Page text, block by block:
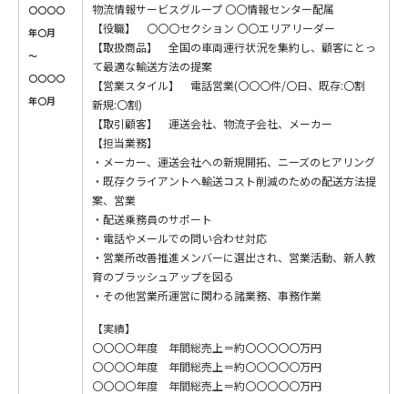
〇〇〇〇
年〇月
～
〇〇〇〇
年〇月
物流情報サービスグループ 〇〇情報センター配属
【役職】 〇〇〇セクション 〇〇エリアリーダー
【取扱商品】 全国の車両運行状況を集約し、顧客にとっ
て最適な輸送方法の提案
【営業スタイル】 電話営業(〇〇〇件/〇日、既存:〇割
新規:〇割)
【取引顧客】 運送会社、物流子会社、メーカー
【担当業務】
・メーカー、運送会社への新規開拓、ニーズのヒアリング
・既存クライアントへ輸送コスト削減のための配送方法提
案、営業
・配送乗務員のサポート
・電話やメールでの問い合わせ対応
・営業所改善推進メンバーに選出され、営業活動、新人教
育のブラッシュアップを図る
・その他営業所運営に関わる諸業務、事務作業
【実績】
〇〇〇〇年度 年間総売上＝約〇〇〇〇〇万円
〇〇〇〇年度 年間総売上＝約〇〇〇〇〇万円
〇〇〇〇年度 年間総売上＝約〇〇〇〇〇万円